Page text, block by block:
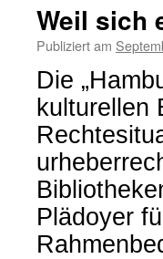
Weil sich
Publiziert am
Die
kulturellen
Plädoyer